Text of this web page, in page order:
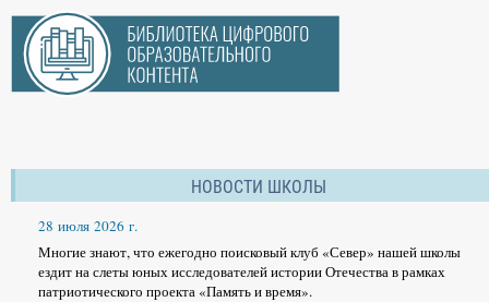
НОВОСТИ ШКОЛЫ
28 июля 2026 г.
Многие знают, что ежегодно поисковый клуб «Север» нашей школы
ездит на слеты юных исследователей истории Отечества в рамках
патриотического проекта «Память и время».